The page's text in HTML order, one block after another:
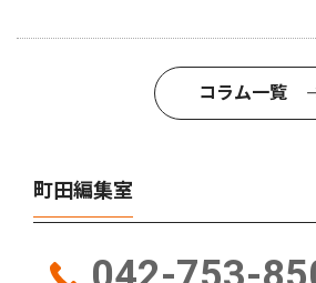
コラム一覧
町田編集室